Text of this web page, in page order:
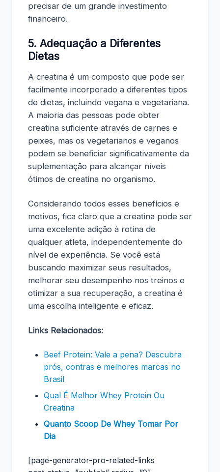
precisar de um grande investimento
financeiro.
5. Adequação a Diferentes
Dietas
A creatina é um composto que pode ser
facilmente incorporado a diferentes tipos
de dietas, incluindo vegana e vegetariana.
A maioria das pessoas pode obter
creatina suficiente através de carnes e
peixes, mas os vegetarianos e veganos
podem se beneficiar significativamente da
suplementação para alcançar níveis
ótimos de creatina no organismo.
Considerando todos esses benefícios e
motivos, fica claro que a creatina pode ser
uma excelente adição à rotina de
qualquer atleta, independentemente do
nível de experiência. Se você está
buscando maximizar seus resultados,
melhorar seu desempenho nos treinos e
otimizar a sua recuperação, a creatina é
uma escolha inteligente e eficaz.
Links Relacionados:
Beef Protein: Vale a pena? Descubra
prós, contras e melhores marcas no
Brasil
Qual É Melhor Whey Protein Ou
Creatina
Quanto Scoop De Whey Tomar Por
Dia
[page-generator-pro-related-links